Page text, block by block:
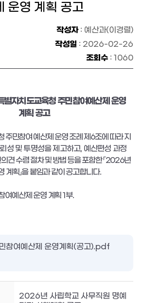
운영 계획 공고
작성자: 예산과(이경렬)
작성일 : 2026-02-26
조회수 : 1060
별자치도교육청 주민참여예산제 운영
계획 공고
주민참여 예산제 운영 조례 제 6조에 따라 지
성 및 투명성을 제고하고, 예산편성 과정
견 수렴 절차 및 방법 등을 포함한「2026년
계획」을 붙임과 같이 공고합니다.
여예산제 운영 계획1부.
참여예산제 운영계획(공고).pdf
2026년 사립학교 사무직원 명예